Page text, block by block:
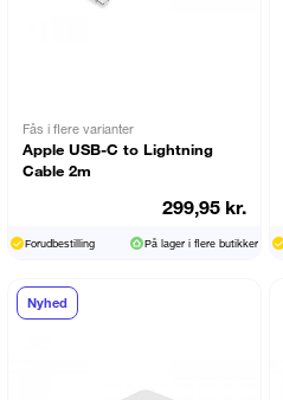
Fås i flere varianter
Apple USB-C to Lightning
Cable 2m
299,95 kr.
Forudbestilling På lager i flere butikker
Nyhed